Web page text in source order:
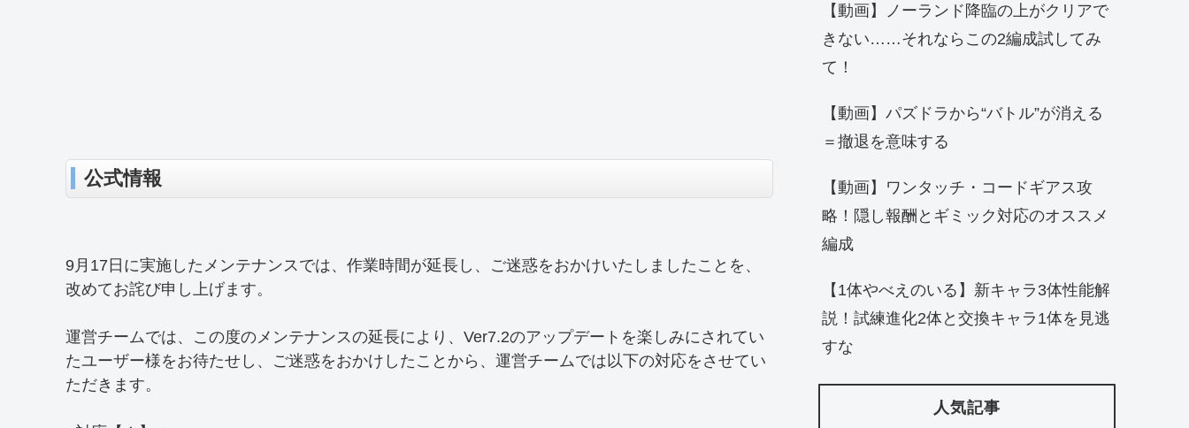
公式情報
9月17日に実施したメンテナンスでは、作業時間が延長し、ご迷惑をおかけいたしましたことを、
改めてお詫び申し上げます。
運営チームでは、この度のメンテナンスの延長により、Ver7.2のアップデートを楽しみにされてい
たユーザー様をお待たせし、ご迷惑をおかけしたことから、運営チームでは以下の対応をさせてい
ただきます。
【動画】ノーランド降臨の上がクリアで
きない……それならこの2編成試してみ
て！
【動画】パズドラから“バトル”が消える
＝撤退を意味する
【動画】ワンタッチ・コードギアス攻
略！隠し報酬とギミック対応のオススメ
編成
【1体やべえのいる】新キャラ3体性能解
説！試練進化2体と交換キャラ1体を見逃
すな
人気記事